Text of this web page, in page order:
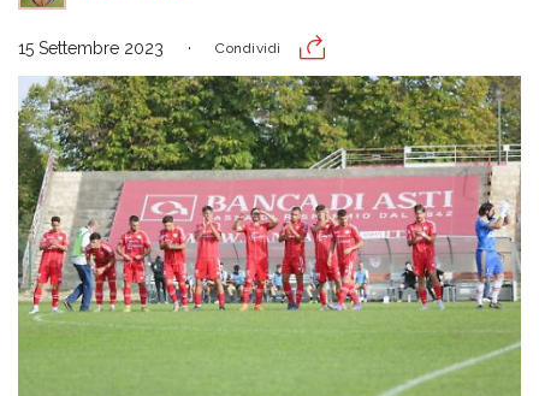
15 Settembre 2023 Condividi